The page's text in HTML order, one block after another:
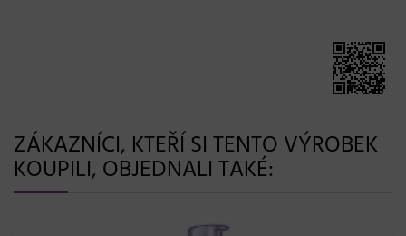
ZÁKAZNÍCI, KTEŘÍ SI TENTO VÝROBEK
KOUPILI, OBJEDNALI TAKÉ: